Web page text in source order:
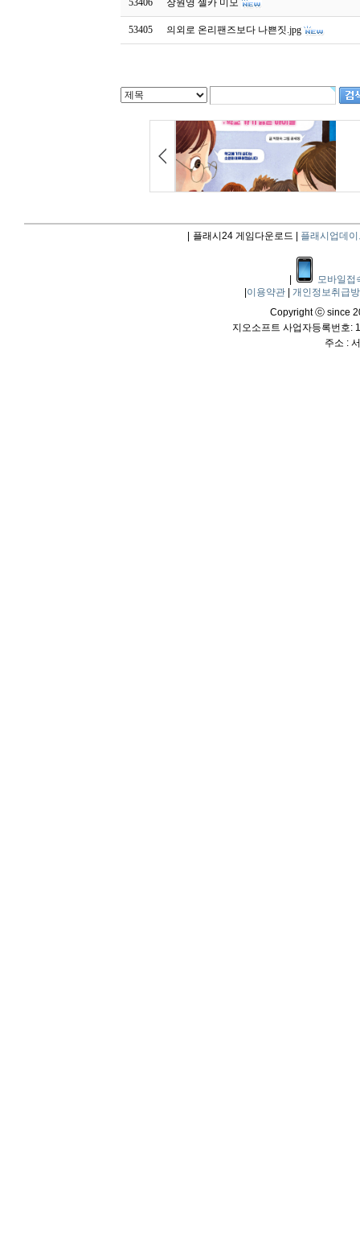
53406 장원영 셀카 미모
53405 의외로 온리팬즈보다 나쁜짓.jpg
플래시24 게임다운로드 | 플래시업데이
모바일접
이용약관
개인정보취급
Copyright ⓒ since
지오소프트 사업자등록번호:
주소 :